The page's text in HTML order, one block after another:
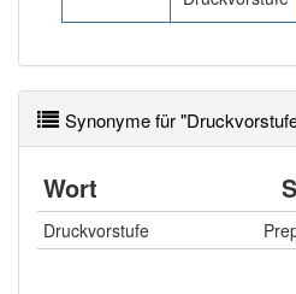
Synonyme für
Wort
Druckvorstufe